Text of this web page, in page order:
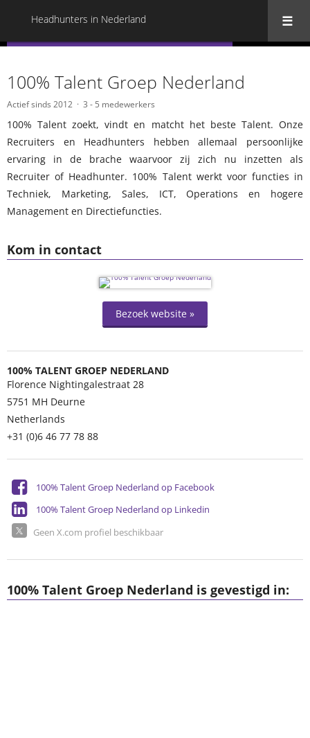
Headhunters in Nederland
Kom in contact
Bezoek website »
100% TALENT GROEP NEDERLAND
Florence Nightingalestraat 28
5751 MH Deurne
Netherlands
+31 (0)6 46 77 78 88
100% Talent Groep Nederland op Facebook
100% Talent Groep Nederland op Linkedin
Geen X.com profiel beschikbaar
100% Talent Groep Nederland
Actief sinds 2012 3 - 5 medewerkers
100% Talent zoekt, vindt en matcht het beste Talent. Onze
Recruiters en Headhunters hebben allemaal persoonlijke
ervaring in de brache waarvoor zij zich nu inzetten als
Recruiter of Headhunter. 100% Talent werkt voor functies in
Techniek, Marketing, Sales, ICT, Operations en hogere
Management en Directiefuncties.
100% Talent Groep Nederland is gevestigd in: